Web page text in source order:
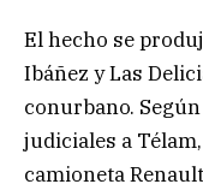
El hecho se
Ibáñez y Las
conurbano.
judiciales a
camioneta